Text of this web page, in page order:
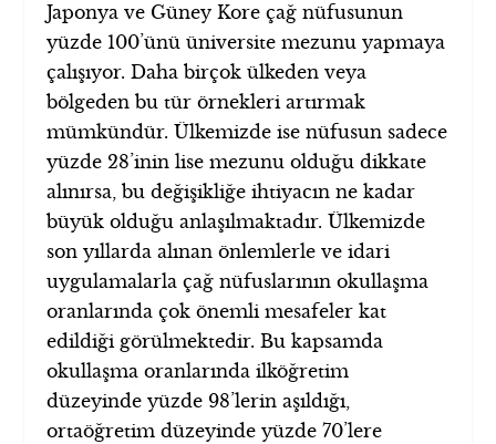
Japonya ve Güney Kore çağ nüfusunun
yüzde 100’ünü üniversite mezunu yapmaya
çalışıyor. Daha birçok ülkeden veya
bölgeden bu tür örnekleri artırmak
mümkündür. Ülkemizde ise nüfusun sadece
yüzde 28’inin lise mezunu olduğu dikkate
alınırsa, bu değişikliğe ihtiyacın ne kadar
büyük olduğu anlaşılmaktadır. Ülkemizde
son yıllarda alınan önlemlerle ve idari
uygulamalarla çağ nüfuslarının okullaşma
oranlarında çok önemli mesafeler kat
edildiği görülmektedir. Bu kapsamda
okullaşma oranlarında ilköğretim
düzeyinde yüzde 98’lerin aşıldığı,
ortaöğretim düzeyinde yüzde 70’lere